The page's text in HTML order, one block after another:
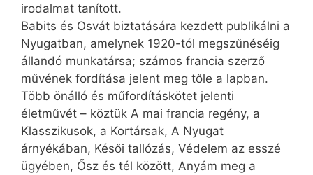
irodalmat tanított.
Babits és Osvát biztatására kezdett publikálni a
Nyugatban, amelynek 1920-tól megszűnéséig
állandó munkatársa; számos francia szerző
művének fordítása jelent meg tőle a lapban.
Több önálló és műfordításkötet jelenti
életművét – köztük A mai francia regény, a
Klasszikusok, a Kortársak, A Nyugat
árnyékában, Késői tallózás, Védelem az esszé
ügyében, Ősz és tél között, Anyám meg a